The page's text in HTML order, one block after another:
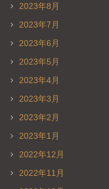
2023年8月
2023年7月
2023年6月
2023年5月
2023年4月
2023年3月
2023年2月
2023年1月
2022年12月
2022年11月